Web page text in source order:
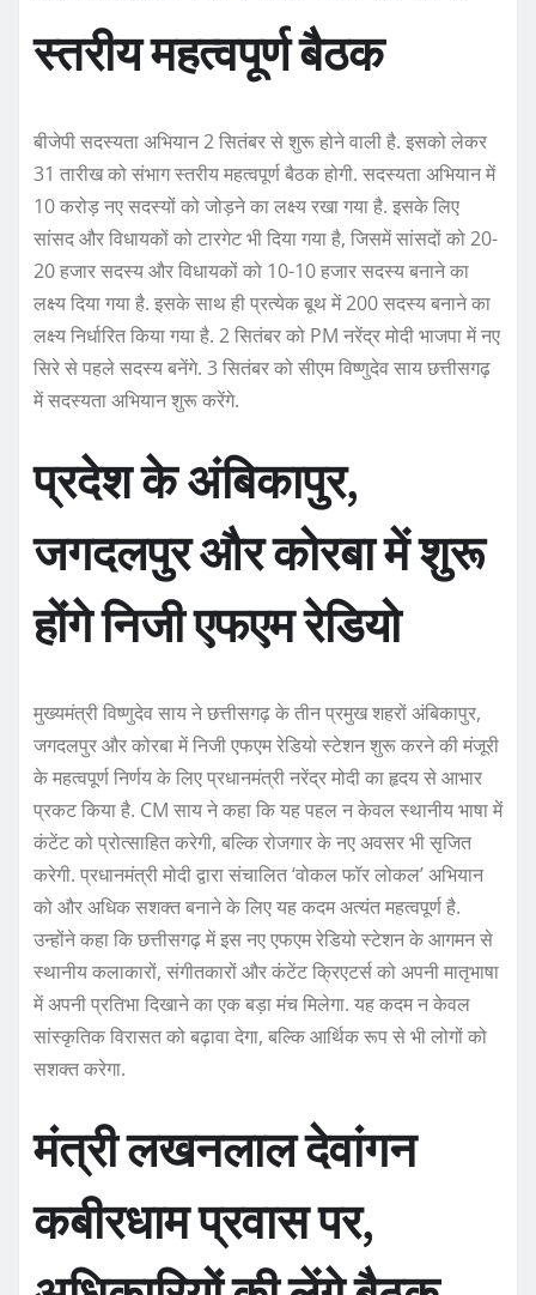
स्तरीय महत्वपूर्ण बैठक
बीजेपी सदस्यता अभियान 2 सितंबर से शुरू होने वाली है. इसको लेकर
31 तारीख को संभाग स्तरीय महत्वपूर्ण बैठक होगी. सदस्यता अभियान में
10 करोड़ नए सदस्यों को जोड़ने का लक्ष्य रखा गया है. इसके लिए
सांसद और विधायकों को टारगेट भी दिया गया है, जिसमें सांसदों को 20-
20 हजार सदस्य और विधायकों को 10-10 हजार सदस्य बनाने का
लक्ष्य दिया गया है. इसके साथ ही प्रत्येक बूथ में 200 सदस्य बनाने का
लक्ष्य निर्धारित किया गया है. 2 सितंबर को PM नरेंद्र मोदी भाजपा में नए
सिरे से पहले सदस्य बनेंगे. 3 सितंबर को सीएम विष्णुदेव साय छत्तीसगढ़
में सदस्यता अभियान शुरू करेंगे.
प्रदेश के अंबिकापुर,
जगदलपुर और कोरबा में शुरू
होंगे निजी एफएम रेडियो
मुख्यमंत्री विष्णुदेव साय ने छत्तीसगढ़ के तीन प्रमुख शहरों अंबिकापुर,
जगदलपुर और कोरबा में निजी एफएम रेडियो स्टेशन शुरू करने की मंजूरी
के महत्वपूर्ण निर्णय के लिए प्रधानमंत्री नरेंद्र मोदी का हृदय से आभार
प्रकट किया है. CM साय ने कहा कि यह पहल न केवल स्थानीय भाषा में
कंटेंट को प्रोत्साहित करेगी, बल्कि रोजगार के नए अवसर भी सृजित
करेगी. प्रधानमंत्री मोदी द्वारा संचालित ‘वोकल फॉर लोकल’ अभियान
को और अधिक सशक्त बनाने के लिए यह कदम अत्यंत महत्वपूर्ण है.
उन्होंने कहा कि छत्तीसगढ़ में इस नए एफएम रेडियो स्टेशन के आगमन से
स्थानीय कलाकारों, संगीतकारों और कंटेंट क्रिएटर्स को अपनी मातृभाषा
में अपनी प्रतिभा दिखाने का एक बड़ा मंच मिलेगा. यह कदम न केवल
सांस्कृतिक विरासत को बढ़ावा देगा, बल्कि आर्थिक रूप से भी लोगों को
सशक्त करेगा.
मंत्री लखनलाल देवांगन
कबीरधाम प्रवास पर,